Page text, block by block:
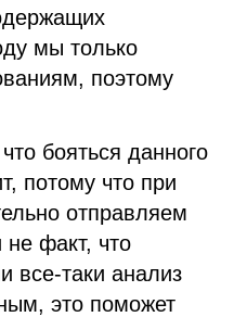
мы только
поэтому
бояться данного
потому что при
отправляем
не факт, что
все-таки анализ
это поможет